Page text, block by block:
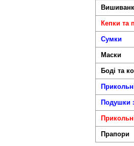
Кепки та
Сумки
Маски
Боді та
Подушки
Прапори